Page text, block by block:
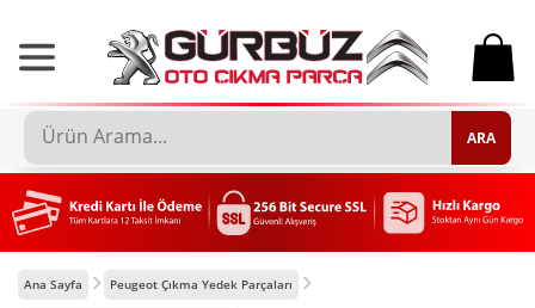
0
ARA
Ana Sayfa Peugeot Çıkma Yedek Parçaları